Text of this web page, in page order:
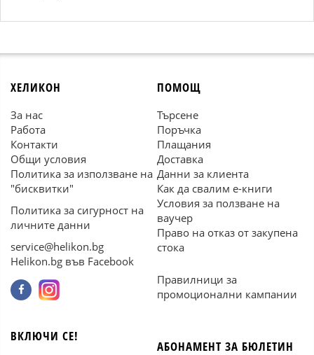
ХЕЛИКОН
За нас
Работа
Контакти
Общи условия
Политика за използване на
"бисквитки"
Политика за сигурност на
личните данни
service@helikon.bg
Helikon.bg във Facebook
ПОМОЩ
Търсене
Поръчка
Плащания
Доставка
Данни за клиента
Как да свалим е-книги
Условия за ползване на
ваучер
Право на отказ от закупена
стока
Правилници за
промоционални кампании
ВКЛЮЧИ СЕ!
АБОНАМЕНТ ЗА БЮЛЕТИН